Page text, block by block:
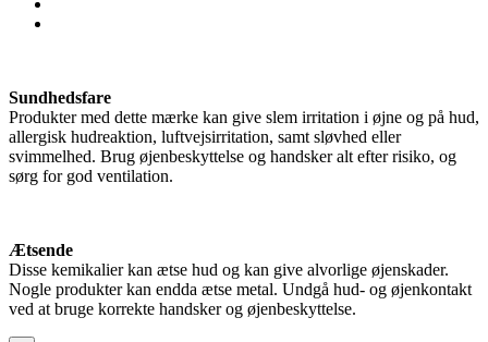
Sundhedsfare
Produkter med dette mærke kan give slem irritation i øjne og på hud,
allergisk hudreaktion, luftvejsirritation, samt sløvhed eller
svimmelhed. Brug øjenbeskyttelse og handsker alt efter risiko, og
sørg for god ventilation.
Ætsende
Disse kemikalier kan ætse hud og kan give alvorlige øjenskader.
Nogle produkter kan endda ætse metal. Undgå hud- og øjenkontakt
ved at bruge korrekte handsker og øjenbeskyttelse.